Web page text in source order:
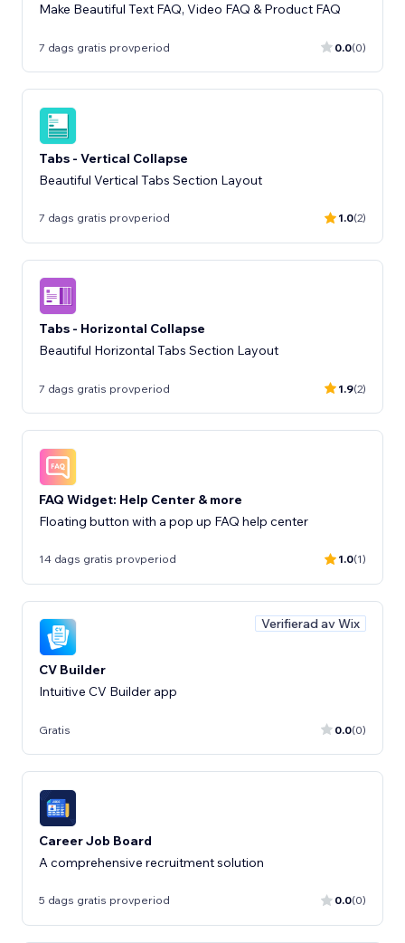
Make Beautiful Text FAQ, Video FAQ & Product FAQ
7 dags gratis provperiod 0.0(0)
Tabs - Vertical Collapse
Beautiful Vertical Tabs Section Layout
7 dags gratis provperiod 1.0(2)
Tabs - Horizontal Collapse
Beautiful Horizontal Tabs Section Layout
7 dags gratis provperiod 1.9(2)
FAQ Widget: Help Center & more
Floating button with a pop up FAQ help center
14 dags gratis provperiod 1.0(1)
Verifierad av Wix
CV Builder
Intuitive CV Builder app
Gratis 0.0(0)
Career Job Board
A comprehensive recruitment solution
5 dags gratis provperiod 0.0(0)